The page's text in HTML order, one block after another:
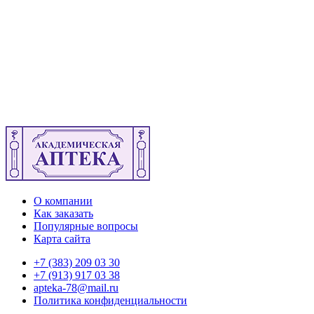
О компании
Как заказать
Популярные вопросы
Карта сайта
+7 (383) 209 03 30
+7 (913) 917 03 38
apteka-78@mail.ru
Политика конфиденциальности